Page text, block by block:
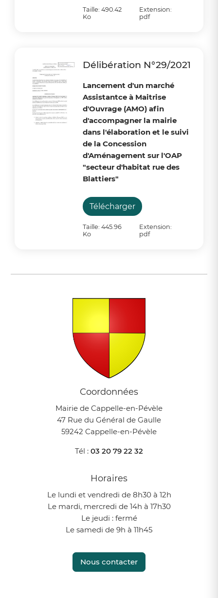
Taille: 490.42
Ko
Extension:
pdf
Délibération N°29/2021
Lancement d'un marché
Assistantce à Maitrise
d'Ouvrage (AMO) afin
d'accompagner la mairie
dans l'élaboration et le suivi
de la Concession
d'Aménagement sur l'OAP
"secteur d'habitat rue des
Blattiers"
Télécharger
Taille: 445.96
Ko
Extension:
pdf
Coordonnées
Mairie de Cappelle-en-Pévèle
47 Rue du Général de Gaulle
59242 Cappelle-en-Pévèle
Tél : 03 20 79 22 32
Horaires
Le lundi et vendredi de 8h30 à 12h
Le mardi, mercredi de 14h à 17h30
Le jeudi : fermé
Le samedi de 9h à 11h45
Nous contacter